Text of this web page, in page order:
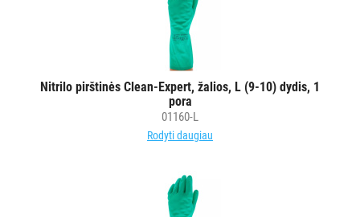
Nitrilo pirštinės Clean-Expert, žalios, L (9-10) dydis, 1
pora
01160-L
Rodyti daugiau